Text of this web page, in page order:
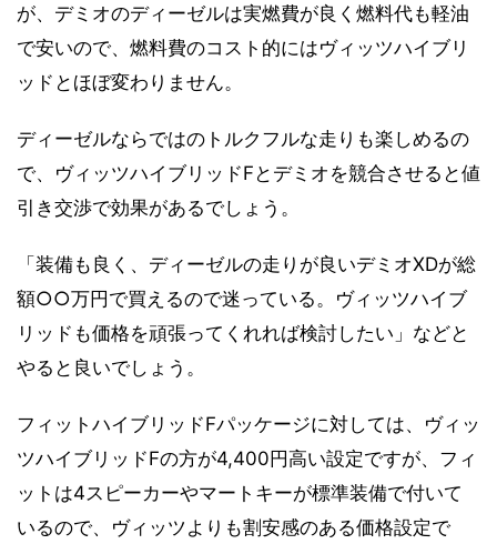
が、デミオのディーゼルは実燃費が良く燃料代も軽油
で安いので、燃料費のコスト的にはヴィッツハイブリ
ッドとほぼ変わりません。
ディーゼルならではのトルクフルな走りも楽しめるの
で、ヴィッツハイブリッドFとデミオを競合させると値
引き交渉で効果があるでしょう。
「装備も良く、ディーゼルの走りが良いデミオXDが総
額○○万円で買えるので迷っている。ヴィッツハイブ
リッドも価格を頑張ってくれれば検討したい」などと
やると良いでしょう。
フィットハイブリッドFパッケージに対しては、ヴィッ
ツハイブリッドFの方が4,400円高い設定ですが、フィ
ットは4スピーカーやマートキーが標準装備で付いて
いるので、ヴィッツよりも割安感のある価格設定で